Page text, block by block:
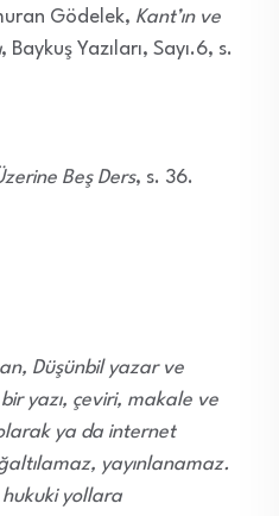
Gödelek, Kant’ın ve
, Baykuş Yazıları, Sayı.6, s.
Beş Ders, s. 36.
Düşünbil yazar ve
yazı, çeviri, makale ve
ya da internet
yayınlanamaz.
hukuki yollara